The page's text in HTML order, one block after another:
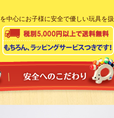
を中心にお子様に安全で優しい玩具を